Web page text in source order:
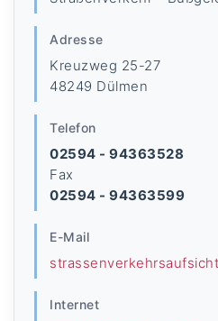
Adresse
Kreuzweg 25-27
48249 Dülmen
Telefon
02594 - 94363528
Fax
02594 - 94363599
E-Mail
Internet